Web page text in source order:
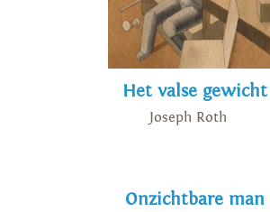
Het valse gewicht
Joseph Roth
Onzichtbare man